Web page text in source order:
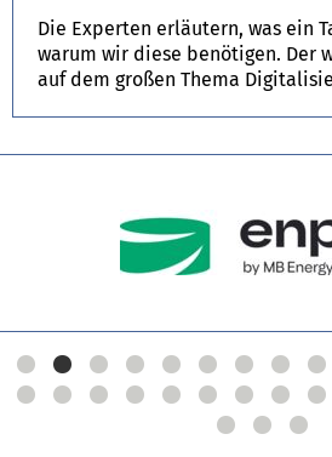
Die Experten erläutern, was ein
warum wir diese benötigen. Der
auf dem großen Thema